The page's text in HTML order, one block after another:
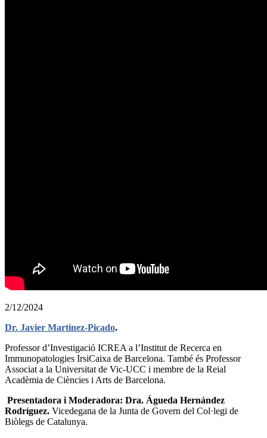
2/12/2024
Dr. Javier Martinez-Picado.
Professor d’Investigació ICREA a l’Institut de Recerca en
Immunopatologies IrsiCaixa de Barcelona. També és Professor
Associat a la Universitat de Vic-UCC i membre de la Reial
Acadèmia de Ciències i Arts de Barcelona.
Presentadora i Moderadora: Dra. Águeda Hernández
Rodríguez. Vicedegana de la Junta de Govern del Col·legi de
Biòlegs de Catalunya.